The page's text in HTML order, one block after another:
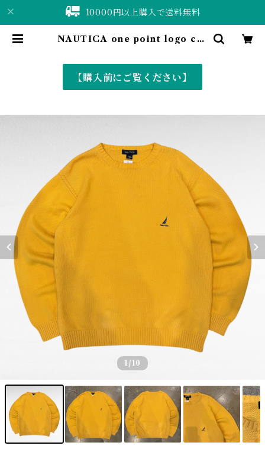
10000円以上購入で送料無料
NAUTICA one point logo cot
e〉
【購入前にご覧ください】
1 /10